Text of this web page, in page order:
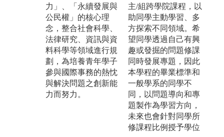
力」、「永續發展與
公民權」的核心理
念，整合社會科學、
法律研究、資訊與資
料科學等領域進行規
劃，為培養青年學子
參與國際事務的熱忱
與解決問題之創新能
力而努力。
主/組跨學院課程，以
助同學主動學習、多
方探索不同領域。希
望同學透過自己有興
趣或發掘的問題修課
同時發展專題，因此
本學程的畢業標準和
一般學系的同學不
同，以問題導向和專
題製作為學習方向，
未來也會針對同學所
修課程比例授予學位